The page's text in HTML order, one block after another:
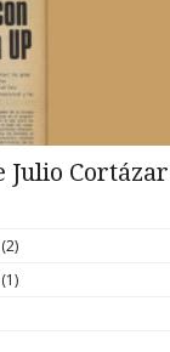
Julio Cortázar